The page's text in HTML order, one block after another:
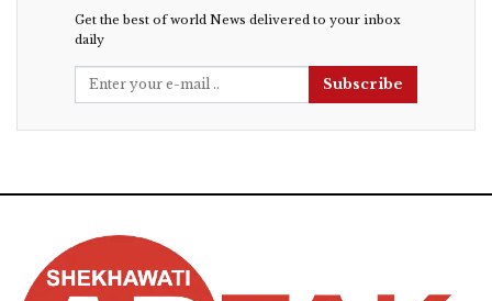
Get the best of world News delivered to your inbox
daily
Subscribe